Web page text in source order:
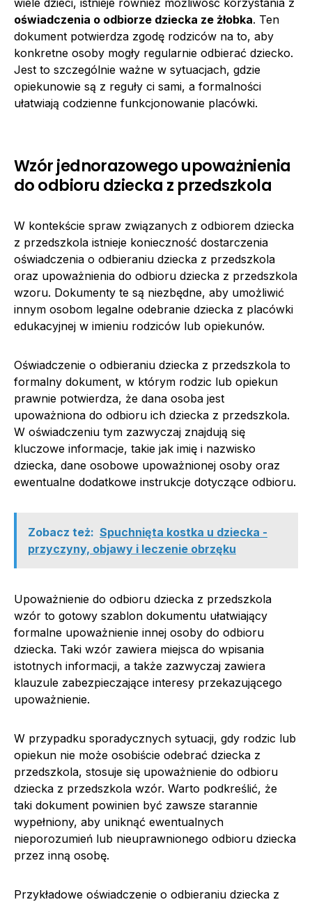
oświadczenia o odbiorze dziecka ze żłobka. Ten
dokument potwierdza zgodę rodziców na to, aby
konkretne osoby mogły regularnie odbierać dziecko.
Jest to szczególnie ważne w sytuacjach, gdzie
opiekunowie są z reguły ci sami, a formalności
ułatwiają codzienne funkcjonowanie placówki.
Wzór jednorazowego upoważnienia
do odbioru dziecka z przedszkola
W kontekście spraw związanych z odbiorem dziecka
z przedszkola istnieje konieczność dostarczenia
oświadczenia o odbieraniu dziecka z przedszkola
oraz upoważnienia do odbioru dziecka z przedszkola
wzoru. Dokumenty te są niezbędne, aby umożliwić
innym osobom legalne odebranie dziecka z placówki
edukacyjnej w imieniu rodziców lub opiekunów.
Oświadczenie o odbieraniu dziecka z przedszkola to
formalny dokument, w którym rodzic lub opiekun
prawnie potwierdza, że ​​dana osoba jest
upoważniona do odbioru ich dziecka z przedszkola.
W oświadczeniu tym zazwyczaj znajdują się
kluczowe informacje, takie jak imię i nazwisko
dziecka, dane osobowe upoważnionej osoby oraz
ewentualne dodatkowe instrukcje dotyczące odbioru.
Zobacz też: Spuchnięta kostka u dziecka -
przyczyny, objawy i leczenie obrzęku
Upoważnienie do odbioru dziecka z przedszkola
wzór to gotowy szablon dokumentu ułatwiający
formalne upoważnienie innej osoby do odbioru
dziecka. Taki wzór zawiera miejsca do wpisania
istotnych informacji, a także zazwyczaj zawiera
klauzule zabezpieczające interesy przekazującego
upoważnienie.
W przypadku sporadycznych sytuacji, gdy rodzic lub
opiekun nie może osobiście odebrać dziecka z
przedszkola, stosuje się upoważnienie do odbioru
dziecka z przedszkola wzór. Warto podkreślić, że
taki dokument powinien być zawsze starannie
wypełniony, aby uniknąć ewentualnych
nieporozumień lub nieuprawnionego odbioru dziecka
przez inną osobę.
Przykładowe oświadczenie o odbieraniu dziecka z